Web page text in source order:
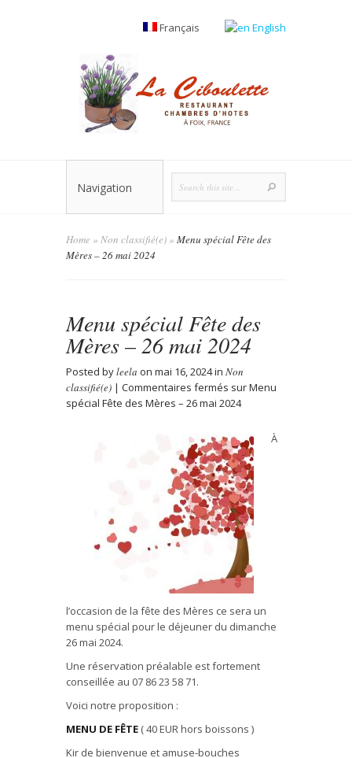
Français English
Navigation
Home » Non classifié(e)» Menu spécial Fête des
Mères – 26 mai 2024
Menu spécial Fête des
Mères – 26 mai 2024
Posted byleela on mai 16, 2024 in Non
classifié(e) | Commentaires fermés sur Menu
spécial Fête des Mères – 26 mai 2024
À
l’occasion de la fête des Mères ce sera un
menu spécial pour le déjeuner du dimanche
26 mai 2024.
Une réservation préalable est fortement
conseillée au 07 86 23 58 71.
Voici notre proposition :
MENU DE FÊTE ( 40 EUR hors boissons )
Kir de bienvenue et amuse-bouches